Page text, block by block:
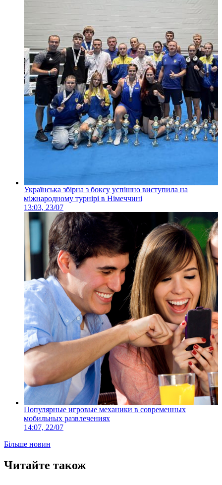
Українська збірна з боксу успішно виступила на
міжнародному турнірі в Німеччині
13:03, 23/07
Популярные игровые механики в современных
мобильных развлечениях
14:07, 22/07
Більше новин
Читайте також